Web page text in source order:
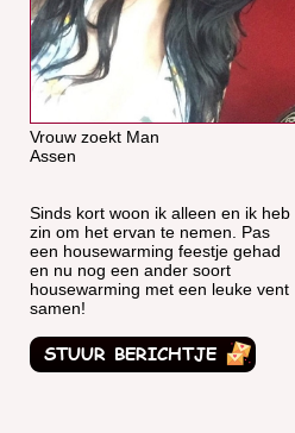
Vrouw zoekt Man
Assen
Sinds kort woon ik alleen en ik heb
zin om het ervan te nemen. Pas
een housewarming feestje gehad
en nu nog een ander soort
housewarming met een leuke vent
samen!